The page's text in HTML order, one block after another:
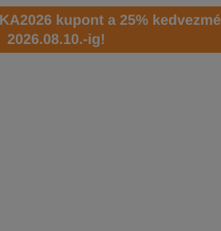
kupont a 25%
2026.08.10.-ig!